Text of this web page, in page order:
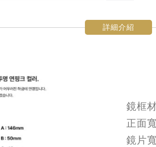
詳細介紹
鏡框
正面
鏡片